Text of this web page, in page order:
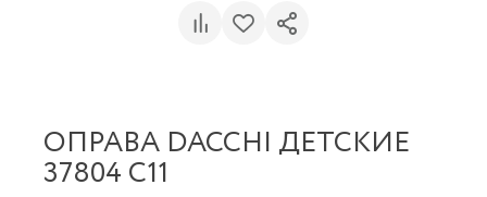
ОПРАВА DACCHI ДЕТСКИЕ
37804 С11